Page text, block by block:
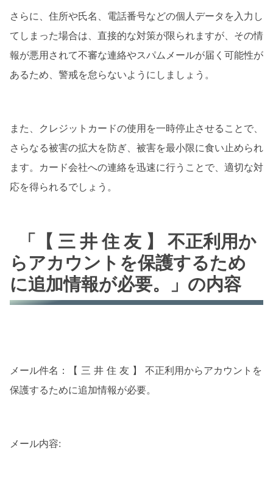
さらに、住所や氏名、電話番号などの個人データを入力し
てしまった場合は、直接的な対策が限られますが、その情
報が悪用されて不審な連絡やスパムメールが届く可能性が
あるため、警戒を怠らないようにしましょう。
また、クレジットカードの使用を一時停止させることで、
さらなる被害の拡大を防ぎ、被害を最小限に食い止められ
ます。カード会社への連絡を迅速に行うことで、適切な対
応を得られるでしょう。
「【 三 井 住 友 】 不正利用か
らアカウントを保護するため
に追加情報が必要。」の内容
メール件名：【 三 井 住 友 】 不正利用からアカウントを
保護するために追加情報が必要。
メール内容: